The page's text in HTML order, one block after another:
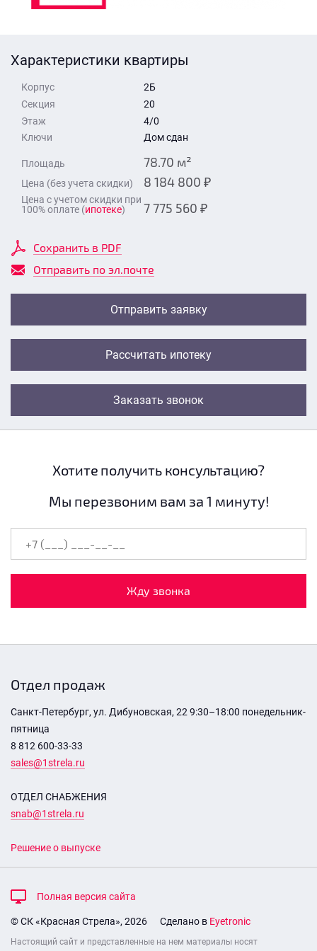
Характеристики квартиры
Корпус
2Б
Секция
20
Этаж
4/0
Ключи
Дом сдан
Площадь 78.70 м²
Цена (без учета скидки) 8 184 800 ₽
Цена с учетом скидки при
100% оплате (ипотеке) 7 775 560 ₽
Сохранить в PDF
Отправить по эл.почте
Отправить заявку
Рассчитать ипотеку
Заказать звонок
Отправить
Хотите получить консультацию?
Мы перезвоним вам за 1 минуту!
Жду звонка
Отдел продаж
Санкт-Петербург, ул. Дибуновская, 22 9:30–18:00 понедельник-
пятница
8 812 600-33-33
sales@1strela.ru
ОТДЕЛ СНАБЖЕНИЯ
snab@1strela.ru
Решение о выпуске
Полная версия сайта
© СК «Красная Стрела», 2026 Сделано в Eyetronic
Настоящий сайт и представленные на нем материалы носят